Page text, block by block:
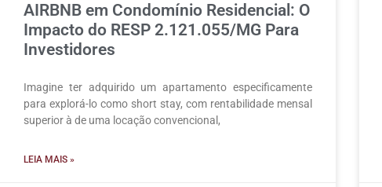
AIRBNB em Condomínio Residencial: O
Impacto do RESP 2.121.055/MG Para
Investidores
Imagine ter adquirido um apartamento especificamente
para explorá-lo como short stay, com rentabilidade mensal
superior à de uma locação convencional,
LEIA MAIS »